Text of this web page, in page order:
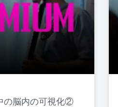
脳内の可視化②